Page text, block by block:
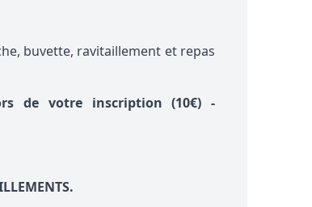
buvette, ravitaillement et repas
de votre inscription (10€) -